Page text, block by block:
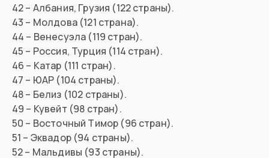
42 – Албания, Грузия (122 страны).
43 – Молдова (121 страна).
44 – Венесуэла (119 стран).
45 – Россия, Турция (114 стран).
46 – Катар (111 стран).
47 – ЮАР (104 страны).
48 – Белиз (102 страны).
49 – Кувейт (98 стран).
50 – Восточный Тимор (96 стран).
51 – Эквадор (94 страны).
52 – Мальдивы (93 страны).